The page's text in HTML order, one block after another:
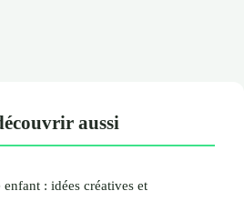
aussi
: idées créatives et